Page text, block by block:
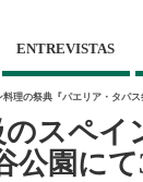
ENTREVISTAS
理の祭典『パエリア・タパ
スペイ
公園に